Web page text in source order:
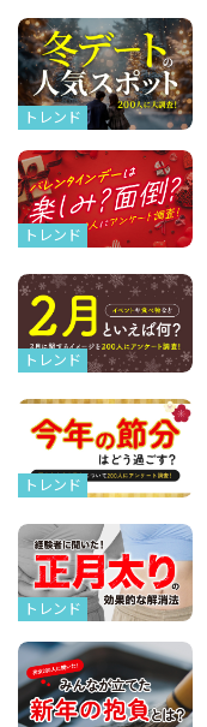
トレンド
トレンド
トレンド
トレンド
トレンド